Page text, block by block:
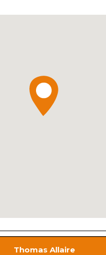
Thomas Allaire